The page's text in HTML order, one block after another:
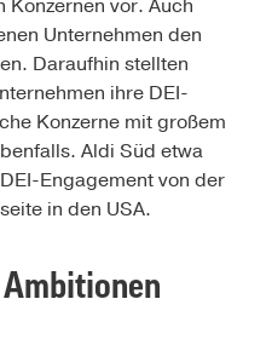
Konzernen vor. Auch
Unternehmen den
Daraufhin stellten
ihre DEI-
Konzerne mit großem
Aldi Süd etwa
Engagement von der
in den USA.